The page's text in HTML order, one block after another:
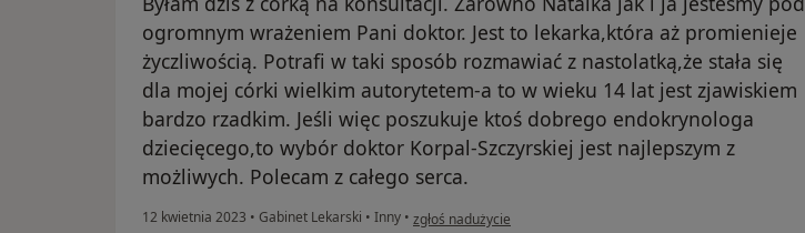
ogromnym wrażeniem Pani doktor. Jest to lekarka,która aż promienieje
życzliwością. Potrafi w taki sposób rozmawiać z nastolatką,że stała się
dla mojej córki wielkim autorytetem-a to w wieku 14 lat jest zjawiskiem
bardzo rzadkim. Jeśli więc poszukuje ktoś dobrego endokrynologa
dziecięcego,to wybór doktor Korpal-Szczyrskiej jest najlepszym z
możliwych. Polecam z całego serca.
12 kwietnia 2023 • Gabinet Lekarski • Inny • w opinii użytkownika Kasia Cyms
zgłoś nadużycie